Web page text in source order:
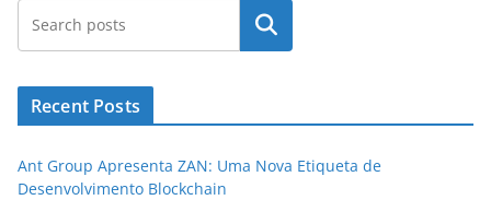
Pesquisar
Recent Posts
Ant Group Apresenta ZAN: Uma Nova Etiqueta de
Desenvolvimento Blockchain